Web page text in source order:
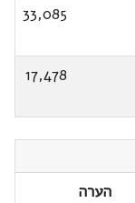
33,085
17,478
הערה